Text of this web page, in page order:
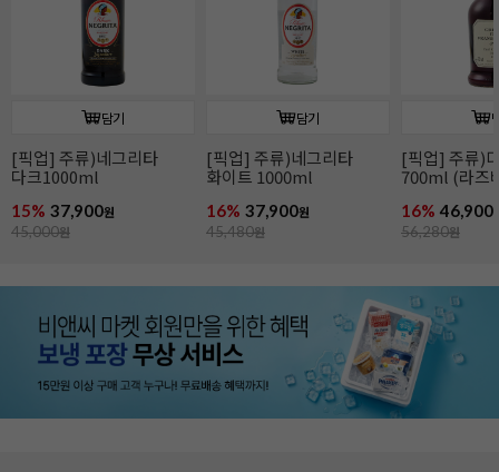
담기
[픽업] 주류)디종 산딸기
700ml (라즈베리)
16% 46,900원
56,280원
담기
[픽업] 주류)꼬인트루
(코인트로) 700ml
16% 41,900원
49,900원
[픽업] 주류)
1000ml
16% 86,900
104,280원